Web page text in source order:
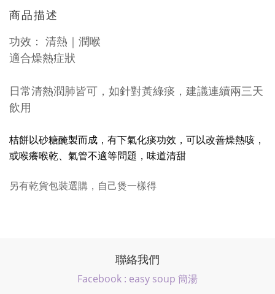
商品描述
功效： 清熱｜潤喉
適合燥熱症狀
日常清熱潤肺皆可，如針對黃綠痰，建議連續兩三天
飲用
桔餅以砂糖醃製而成，有下氣化痰功效，可以改善燥熱咳，
或喉癢喉乾、氣管不適等問題，味道清甜
另有乾貨包裝選購，自己煲一樣得
聯絡我們
Facebook : easy soup 簡湯